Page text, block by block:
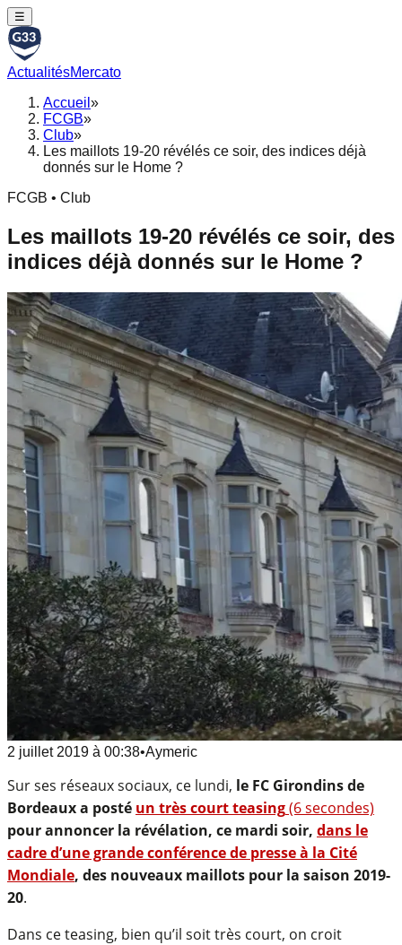
☰
ActualitésMercato
Accueil »
FCGB»
Club»
Les maillots 19-20 révélés ce soir, des indices déjà
donnés sur le Home ?
FCGB • Club
Les maillots 19-20 révélés ce soir, des
indices déjà donnés sur le Home ?
2 juillet 2019 à 00:38•Aymeric
Sur ses réseaux sociaux, ce lundi, le FC Girondins de
Bordeaux a posté un très court teasing(6 secondes)
pour annoncer la révélation, ce mardi soir, dans le
cadre d’une grande conférence de presse à la Cité
Mondiale, des nouveaux maillots pour la saison 2019-
20.
Dans ce teasing, bien qu’il soit très court, on croit